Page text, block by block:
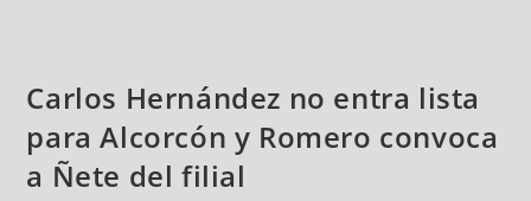
Carlos Hernández no entra lista
para Alcorcón y Romero convoca
a Ñete del filial